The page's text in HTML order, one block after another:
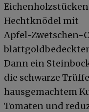
Hechtknödel mit
Apfel-Zwetschen-
Dann ein
die schwarze
hausgemachtem
Tomaten und